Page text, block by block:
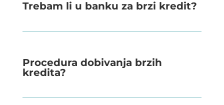
Trebam li u banku za brzi kredit?
Procedura dobivanja brzih
kredita?